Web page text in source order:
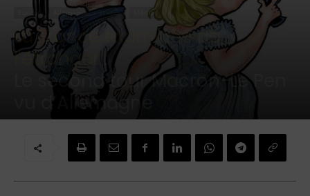
Europe Allemagne France Médias
La France examinée de
l'étranger :
Le second tour Macron-Le Pen
vu d’Allemagne